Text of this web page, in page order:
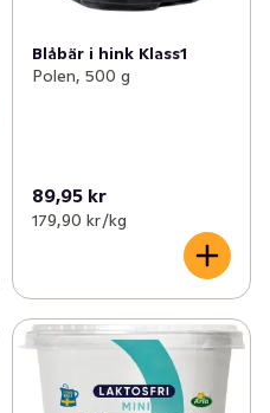
Blåbär i hink Klass1
Polen, 500 g
89,95 kr
179,90 kr /kg